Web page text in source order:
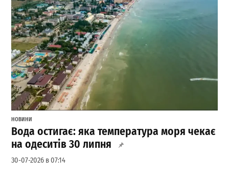
НОВИНИ
Вода остигає: яка температура моря чекає
на одеситів 30 липня
30-07-2026 в 07:14